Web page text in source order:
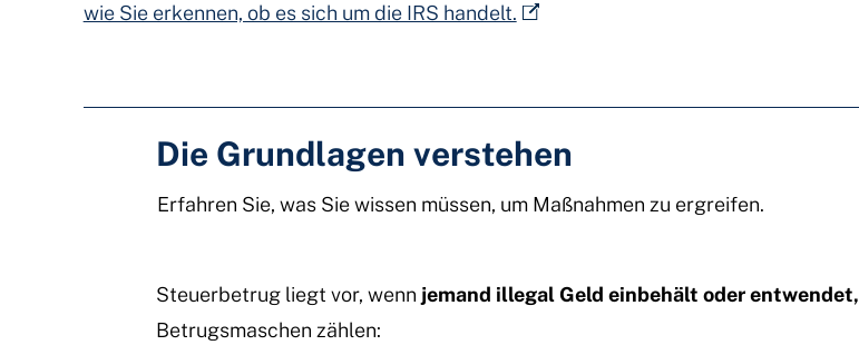
wie Sie erkennen, ob es sich um die IRS handelt.
Die Grundlagen verstehen
Erfahren Sie, was Sie wissen müssen, um Maßnahmen zu ergreifen.
Steuerbetrug liegt vor, wenn jemand illegal Geld einbehält oder entwendet,
Betrugsmaschen zählen: